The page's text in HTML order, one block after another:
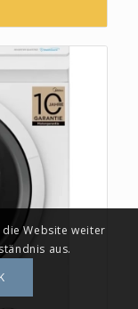
die Website weiter
aus.